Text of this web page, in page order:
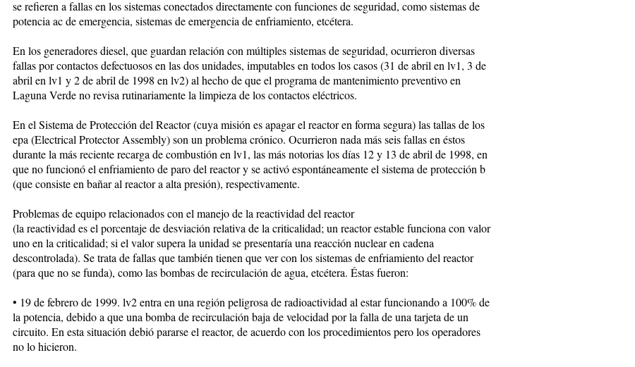
se refieren a fallas en los sistemas conectados directamente con funciones de seguridad, como sistemas de
potencia ac de emergencia, sistemas de emergencia de enfriamiento, etcétera.
En los generadores diesel, que guardan relación con múltiples sistemas de seguridad, ocurrieron diversas
fallas por contactos defectuosos en las dos unidades, imputables en todos los casos (31 de abril en lv1, 3 de
abril en lv1 y 2 de abril de 1998 en lv2) al hecho de que el programa de mantenimiento preventivo en
Laguna Verde no revisa rutinariamente la limpieza de los contactos eléctricos.
En el Sistema de Protección del Reactor (cuya misión es apagar el reactor en forma segura) las tallas de los
epa (Electrical Protector Assembly) son un problema crónico. Ocurrieron nada más seis fallas en éstos
durante la más reciente recarga de combustión en lv1, las más notorias los días 12 y 13 de abril de 1998, en
que no funcionó el enfriamiento de paro del reactor y se activó espontáneamente el sistema de protección b
(que consiste en bañar al reactor a alta presión), respectivamente.
Problemas de equipo relacionados con el manejo de la reactividad del reactor
(la reactividad es el porcentaje de desviación relativa de la criticalidad; un reactor estable funciona con valor
uno en la criticalidad; si el valor supera la unidad se presentaría una reacción nuclear en cadena
descontrolada). Se trata de fallas que también tienen que ver con los sistemas de enfriamiento del reactor
(para que no se funda), como las bombas de recirculación de agua, etcétera. Éstas fueron:
• 19 de febrero de 1999. lv2 entra en una región peligrosa de radioactividad al estar funcionando a 100% de
la potencia, debido a que una bomba de recirculación baja de velocidad por la falla de una tarjeta de un
circuito. En esta situación debió pararse el reactor, de acuerdo con los procedimientos pero los operadores
no lo hicieron.